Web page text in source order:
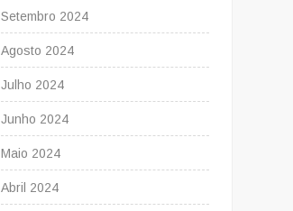
Setembro 2024
Agosto 2024
Julho 2024
Junho 2024
Maio 2024
Abril 2024